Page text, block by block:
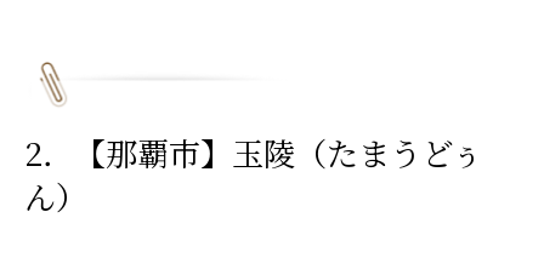
2．【那覇市】玉陵（たまうどぅ
ん）